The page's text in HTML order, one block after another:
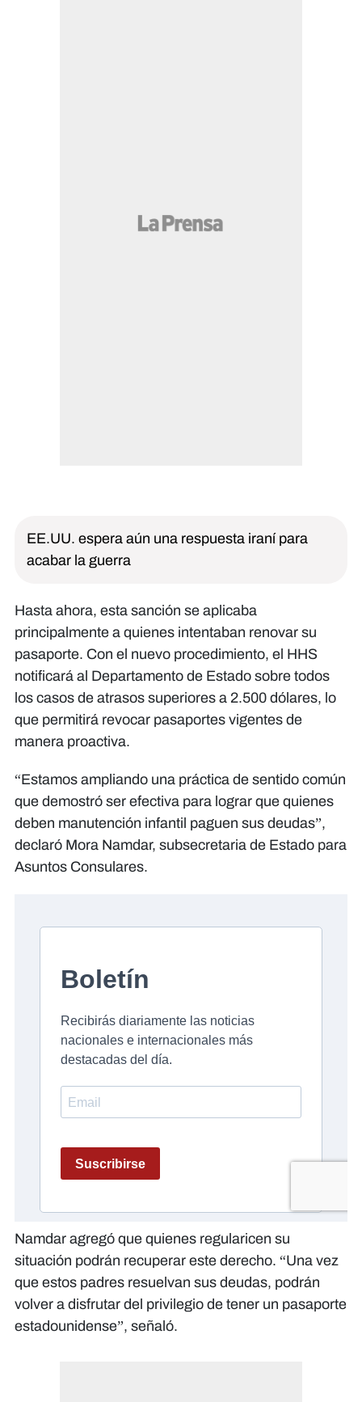
EE.UU. espera aún una respuesta iraní para
acabar la guerra
Hasta ahora, esta sanción se aplicaba
principalmente a quienes intentaban renovar su
pasaporte. Con el nuevo procedimiento, el HHS
notificará al Departamento de Estado sobre todos
los casos de atrasos superiores a 2.500 dólares, lo
que permitirá revocar pasaportes vigentes de
manera proactiva.
“Estamos ampliando una práctica de sentido común
que demostró ser efectiva para lograr que quienes
deben manutención infantil paguen sus deudas”,
declaró Mora Namdar, subsecretaria de Estado para
Asuntos Consulares.
Namdar agregó que quienes regularicen su
situación podrán recuperar este derecho. “Una vez
que estos padres resuelvan sus deudas, podrán
volver a disfrutar del privilegio de tener un pasaporte
estadounidense”, señaló.